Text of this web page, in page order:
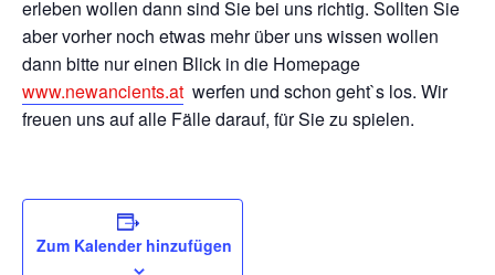
erleben wollen dann sind Sie bei uns richtig. Sollten Sie
aber vorher noch etwas mehr über uns wissen wollen
dann bitte nur einen Blick in die Homepage
www.newancients.at werfen und schon geht`s los. Wir
freuen uns auf alle Fälle darauf, für Sie zu spielen.
Zum Kalender hinzufügen